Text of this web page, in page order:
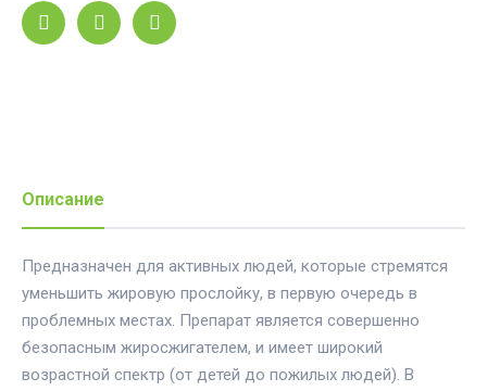
Описание
Предназначен для активных людей, которые стремятся
уменьшить жировую прослойку, в первую очередь в
проблемных местах. Препарат является совершенно
безопасным жиросжигателем, и имеет широкий
возрастной спектр (от детей до пожилых людей). В